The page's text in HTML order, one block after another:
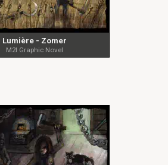
Lumière - Zomer
M2I Graphic Novel